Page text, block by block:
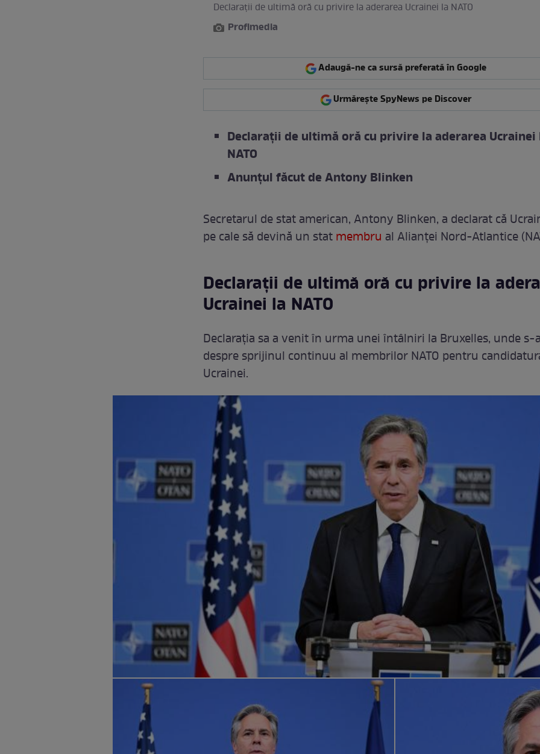
Declarații de ultimă oră cu privire la aderarea Ucrainei la NATO
Profimedia
Adaugă-ne ca sursă preferată în Google
Urmărește SpyNews pe Discover
Declarații de ultimă oră cu privire la aderarea Ucrainei
NATO
Anunțul făcut de Antony Blinken
Secretarul de stat american, Antony Blinken, a declarat că
pe cale să devină un statmembru al Alianței Nord-Atlantice
Declarații de ultimă oră cu privire la
Ucrainei la NATO
Declarația sa a venit în urma unei întâlniri la Bruxelles, unde s-
despre sprijinul continuu al membrilor NATO pentru
Ucrainei.